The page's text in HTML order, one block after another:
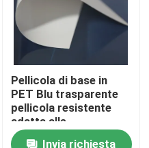
Pellicola di base in
PET Blu trasparente
pellicola resistente
adatta alle
applicazioni industriali
Invia richiesta